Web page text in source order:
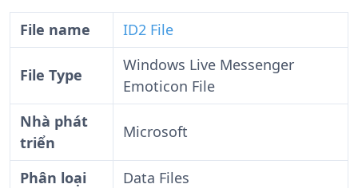
File name ID2 File
File Type
Windows Live Messenger
Emoticon File
Nhà phát
triển
Microsoft
Phân loại
Data Files